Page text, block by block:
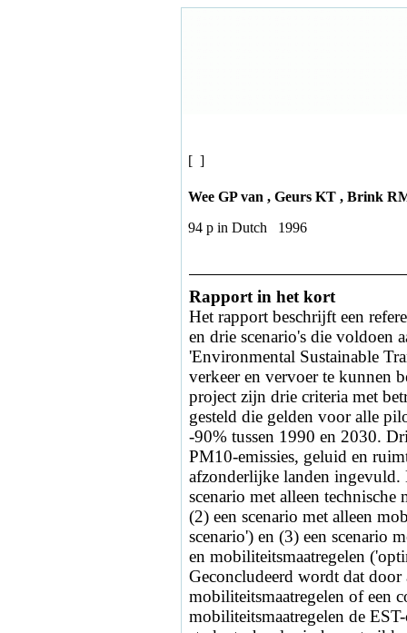
[ ]
Wee GP van , Geurs KT , Brink
94 p in Dutch 1996
Rapport in het kort
Het rapport beschrijft een
en drie scenario's die voldoen
'Environmental Sustainable
verkeer en vervoer te kunnen
project zijn drie criteria met
gesteld die gelden voor alle
-90% tussen 1990 en 2030.
PM10-emissies, geluid en
afzonderlijke landen ingevuld.
scenario met alleen
(2) een scenario met alleen
scenario') en (3) een scenario
en mobiliteitsmaatregelen
Geconcludeerd wordt dat door
mobiliteitsmaatregelen of een
mobiliteitsmaatregelen de